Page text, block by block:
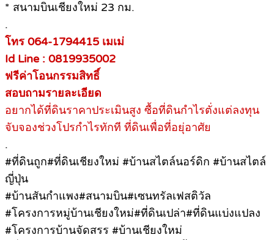
* สนามบินเชียงใหม่ 23 กม.
.
โทร 064-1794415 เมเม่
Id Line : 0819935002
ฟรีค่าโอนกรรมสิทธิ์
สอบถามรายละเอียด
อยากได้ที่ดินราคาประเมินสูง ซื้อที่ดินกำไรตั่งแต่ลงทุน
จับจองช่วงโปรกำไรทักที ที่ดินเพื่อที่อยุ่อาศัย
.
#ที่ดินถูก#ที่ดินเชียงใหม่ #บ้านสไตล์นอร์ดิก #บ้านสไตล์
ญี่ปุ่น
#บ้านสันกำแพง#สนามบิน#เซนทรัลเฟสติวัล
#โครงการหมู่บ้านเชียงใหม่#ที่ดินเปล่า#ที่ดินแบ่งแปลง
#โครงการบ้านจัดสรร #บ้านเชียงใหม่